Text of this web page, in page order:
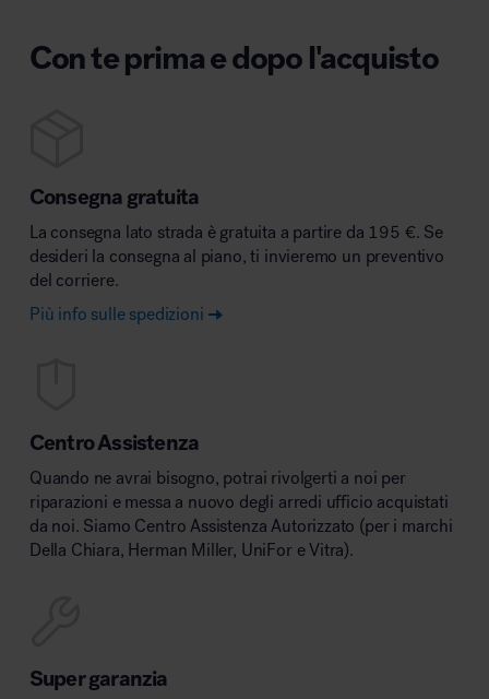
Con te prima e dopo l'acquisto
Consegna gratuita
La consegna lato strada è gratuita a partire da 195 €. Se
desideri la consegna al piano, ti invieremo un preventivo
del corriere.
Più info sulle spedizioni
Centro Assistenza
Quando ne avrai bisogno, potrai rivolgerti a noi per
riparazioni e messa a nuovo degli arredi ufficio acquistati
da noi. Siamo Centro Assistenza Autorizzato (per i marchi
Della Chiara, Herman Miller, UniFor e Vitra).
Super garanzia